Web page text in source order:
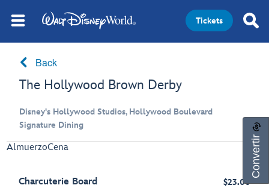
Tickets
Back
The Hollywood Brown Derby
Disney's Hollywood Studios, Hollywood Boulevard
Signature Dining
AlmuerzoCena
Charcuterie Board
$23.00
Convertir